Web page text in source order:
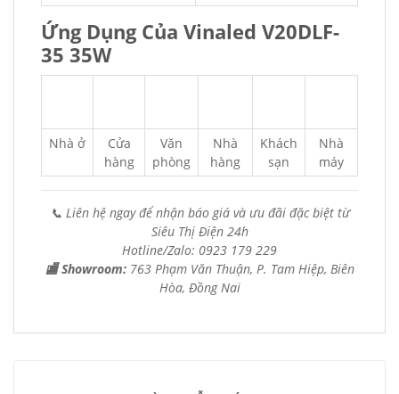
Ứng Dụng Của Vinaled V20DLF-
35 35W
Nhà ở
Cửa
hàng
Văn
phòng
Nhà
hàng
Khách
sạn
Nhà
máy
📞 Liên hệ ngay để nhận báo giá và ưu đãi đặc biệt từ
Siêu Thị Điện 24h
Hotline/Zalo: 0923 179 229
🏬 Showroom: 763 Phạm Văn Thuận, P. Tam Hiệp, Biên
Hòa, Đồng Nai